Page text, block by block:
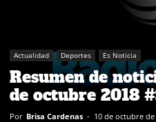
Actualidad Deportes Es Noticia
Resumen de
de octubre 2018
Por Brisa Cardenas - 10 de octubre de